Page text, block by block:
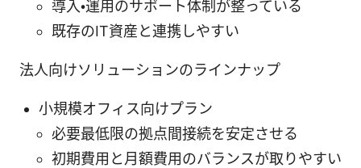
導入・運用のサポート体制が整っている
既存のIT資産と連携しやすい
法人向けソリューションのラインナップ
小規模オフィス向けプラン
必要最低限の拠点間接続を安定させる
初期費用と月額費用のバランスが取りやすい